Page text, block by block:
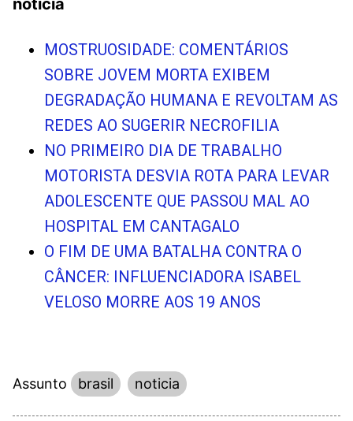
MOSTRUOSIDADE: COMENTÁRIOS
SOBRE JOVEM MORTA EXIBEM
DEGRADAÇÃO HUMANA E REVOLTAM AS
REDES AO SUGERIR NECROFILIA
NO PRIMEIRO DIA DE TRABALHO
MOTORISTA DESVIA ROTA PARA LEVAR
ADOLESCENTE QUE PASSOU MAL AO
HOSPITAL EM CANTAGALO
O FIM DE UMA BATALHA CONTRA O
CÂNCER: INFLUENCIADORA ISABEL
VELOSO MORRE AOS 19 ANOS
Assunto brasil noticia